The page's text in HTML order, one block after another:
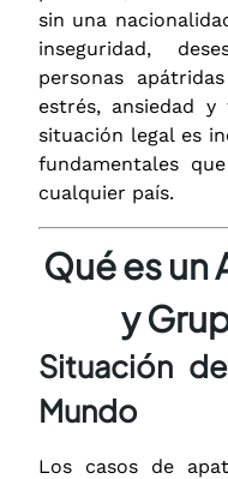
sin una
inseguridad,
personas
estrés, ansiedad
situación legal es
fundamentales
cualquier país.
Qué es un
y
Situación
Mundo
Los casos de